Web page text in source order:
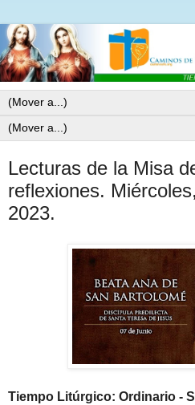
Lecturas de la Misa
reflexiones.
2023.
Tiempo Litúrgico: Ordinario -